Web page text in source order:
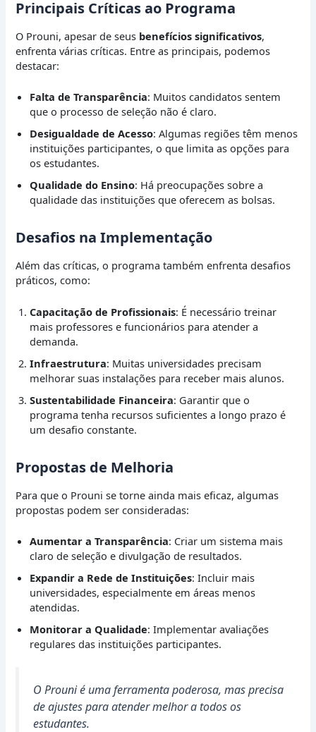
Principais Críticas ao Programa
O Prouni, apesar de seus benefícios significativos,
enfrenta várias críticas. Entre as principais, podemos
destacar:
Falta de Transparência: Muitos candidatos sentem
que o processo de seleção não é claro.
Desigualdade de Acesso: Algumas regiões têm menos
instituições participantes, o que limita as opções para
os estudantes.
Qualidade do Ensino: Há preocupações sobre a
qualidade das instituições que oferecem as bolsas.
Desafios na Implementação
Além das críticas, o programa também enfrenta desafios
práticos, como:
Capacitação de Profissionais: É necessário treinar
mais professores e funcionários para atender a
demanda.
Infraestrutura: Muitas universidades precisam
melhorar suas instalações para receber mais alunos.
Sustentabilidade Financeira: Garantir que o
programa tenha recursos suficientes a longo prazo é
um desafio constante.
Propostas de Melhoria
Para que o Prouni se torne ainda mais eficaz, algumas
propostas podem ser consideradas:
Aumentar a Transparência: Criar um sistema mais
claro de seleção e divulgação de resultados.
Expandir a Rede de Instituições: Incluir mais
universidades, especialmente em áreas menos
atendidas.
Monitorar a Qualidade: Implementar avaliações
regulares das instituições participantes.
O Prouni é uma ferramenta poderosa, mas precisa
de ajustes para atender melhor a todos os
estudantes.